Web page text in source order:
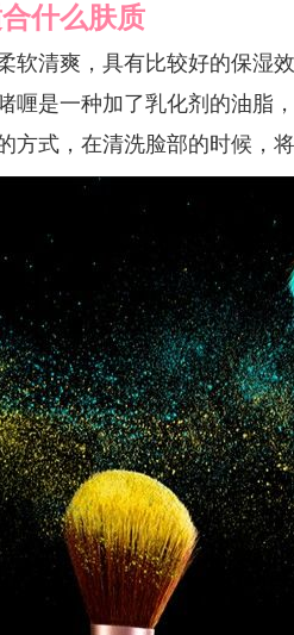
什么肤质
清爽，具有比较好的保湿
喱是一种加了乳化剂的油脂
方式，在清洗脸部的时候，